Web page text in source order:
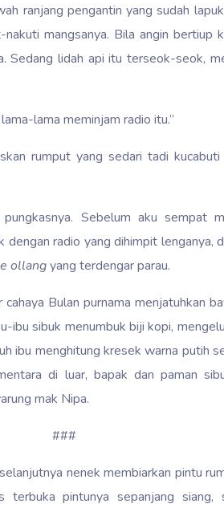
ranjang pengantin yang sudah
mangsanya. Bila angin bertiup
Sedang lidah api itu terseok-seok,
lama meminjam radio itu.”
rumput yang sedari tadi kucabuti
Sebelum aku sempat
radio yang dihimpit lenganya,
ollangyang terdengar parau.
Bulan purnama menjatuhkan
ibu sibuk menumbuk biji kopi,
ibu menghitung kresek warna putih
di luar, bapak dan paman
mak Nipa.
###
nenek membiarkan pintu
pintunya sepanjang siang,